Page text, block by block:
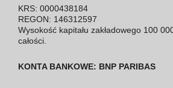
KRS: 0000438184
REGON: 146312597
Wysokość kapitału zakładowego 100
całości.
KONTA BANKOWE: BNP PARIBAS